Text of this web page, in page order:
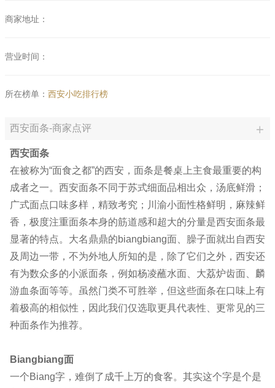
商家地址：
营业时间：
所在榜单： 西安小吃排行榜
西安面条-商家点评
西安面条
在被称为“面食之都”的西安，面条是餐桌上主食最重要的构
成者之一。西安面条不同于苏式细面品相出众，汤底鲜滑；
广式面点口味多样，精致考究；川渝小面性格鲜明，麻辣鲜
香，极度注重面条本身的筋道感和超大的分量是西安面条最
显著的特点。大名鼎鼎的biangbiang面、臊子面就出自西安
及周边一带，不为外地人所知的是，除了它们之外，西安还
有为数众多的小派面条，例如杨凌蘸水面、大荔炉齿面、麟
游血条面等等。虽然门类不可胜举，但这些面条在口味上有
着极高的相似性，因此我们仅选取更具代表性、更常见的三
种面条作为推荐。
Biangbiang面
一个Biang字，难倒了成千上万的食客。其实这个字是个是